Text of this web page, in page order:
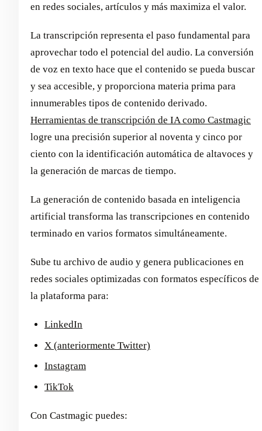
en redes sociales, artículos y más maximiza el valor.
La transcripción representa el paso fundamental para
aprovechar todo el potencial del audio. La conversión
de voz en texto hace que el contenido se pueda buscar
y sea accesible, y proporciona materia prima para
innumerables tipos de contenido derivado.
Herramientas de transcripción de IA como Castmagic
logre una precisión superior al noventa y cinco por
ciento con la identificación automática de altavoces y
la generación de marcas de tiempo.
La generación de contenido basada en inteligencia
artificial transforma las transcripciones en contenido
terminado en varios formatos simultáneamente.
Sube tu archivo de audio y genera publicaciones en
redes sociales optimizadas con formatos específicos de
la plataforma para:
LinkedIn
X (anteriormente Twitter)
Instagram
TikTok
Con Castmagic puedes: